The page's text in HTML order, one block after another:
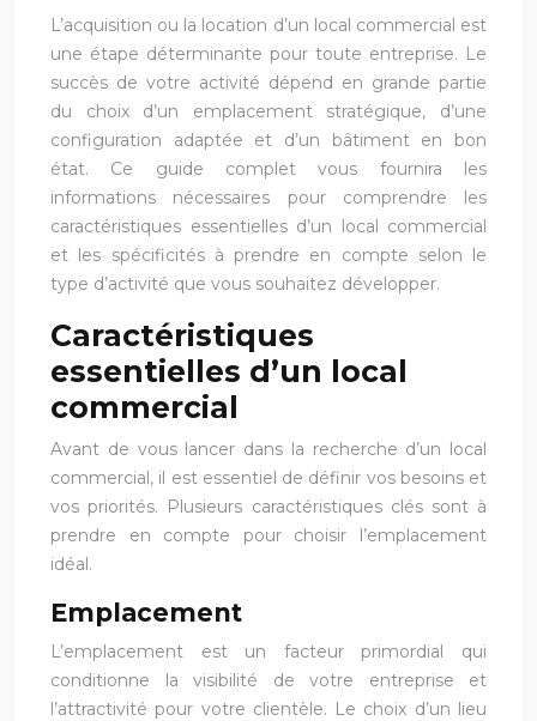
L’acquisition ou la location d’un local commercial est
une étape déterminante pour toute entreprise. Le
succès de votre activité dépend en grande partie
du choix d’un emplacement stratégique, d’une
configuration adaptée et d’un bâtiment en bon
état. Ce guide complet vous fournira les
informations nécessaires pour comprendre les
caractéristiques essentielles d’un local commercial
et les spécificités à prendre en compte selon le
type d’activité que vous souhaitez développer.
Caractéristiques
essentielles d’un local
commercial
Avant de vous lancer dans la recherche d’un local
commercial, il est essentiel de définir vos besoins et
vos priorités. Plusieurs caractéristiques clés sont à
prendre en compte pour choisir l’emplacement
idéal.
Emplacement
L’emplacement est un facteur primordial qui
conditionne la visibilité de votre entreprise et
l’attractivité pour votre clientèle. Le choix d’un lieu